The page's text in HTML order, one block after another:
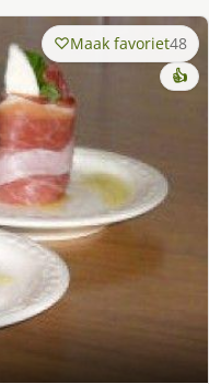
Maak favoriet48
👍